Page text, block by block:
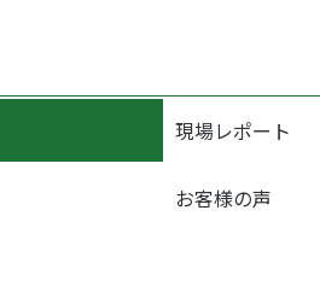
現場レポート
お客様の声